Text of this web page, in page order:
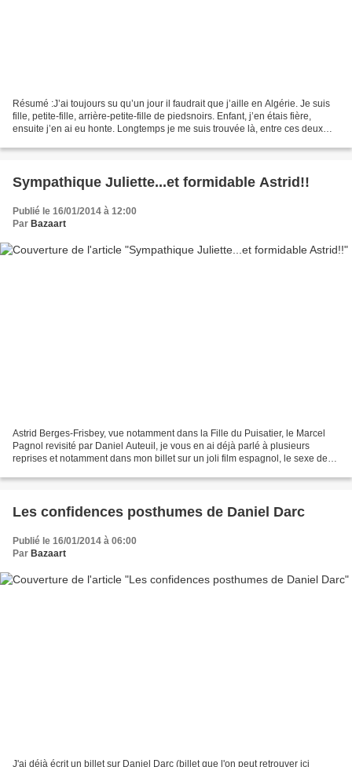
Résumé :J’ai toujours su qu’un jour il faudrait que j’aille en Algérie. Je suis
fille, petite-fille, arrière-petite-fille de piedsnoirs. Enfant, j’en étais fière,
ensuite j’en ai eu honte. Longtemps je me suis trouvée là, entre ces deux
Sympathique Juliette...et formidable Astrid!!
Publié le 16/01/2014 à 12:00
Par Bazaart
Astrid Berges-Frisbey, vue notamment dans la Fille du Puisatier, le Marcel
Pagnol revisité par Daniel Auteuil, je vous en ai déjà parlé à plusieurs
reprises et notamment dans mon billet sur un joli film espagnol, le sexe des
Les confidences posthumes de Daniel Darc
Publié le 16/01/2014 à 06:00
Par Bazaart
J'ai déjà écrit un billet sur Daniel Darc (billet que l'on peut retrouver ici